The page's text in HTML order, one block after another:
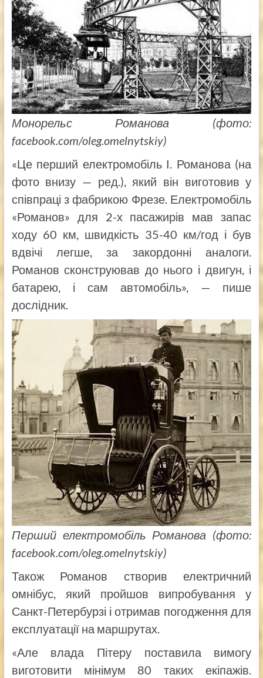
Монорельс Романова (фото:
facebook.com/oleg.omelnytskiy)
«Це перший електромобіль І. Романова (на
фото внизу — ред.), який він виготовив у
співпраці з фабрикою Фрезе. Електромобіль
«Романов» для 2-х пасажирів мав запас
ходу 60 км, швидкість 35-40 км/год і був
вдвічі легше, за закордонні аналоги.
Романов сконструював до нього і двигун, і
батарею, і сам автомобіль», — пише
дослідник.
Перший електромобіль Романова (фото:
facebook.com/oleg.omelnytskiy)
Також Романов створив електричний
омнібус, який пройшов випробування у
Санкт-Петербурзі і отримав погодження для
експлуатації на маршрутах.
«Але влада Пітеру поставила вимогу
виготовити мінімум 80 таких екіпажів.